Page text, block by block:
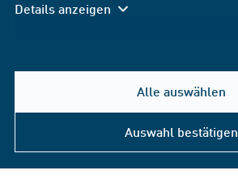
Details anzeigen
Alle auswählen
Auswahl bestätigen